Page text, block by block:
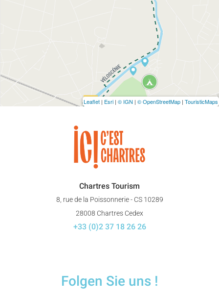
Leaflet | Esri | © IGN | © OpenStreetMap | TouristicMaps
Chartres Tourism
8, rue de la Poissonnerie - CS 10289
28008 Chartres Cedex
+33 (0)2 37 18 26 26
Folgen Sie uns !